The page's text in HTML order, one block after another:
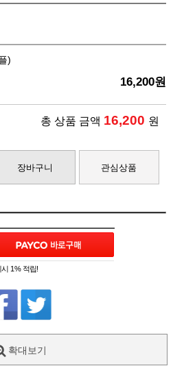
)
16,200원
총 상품 금액 16,200 원
장바구니 관심상품
1% 적립!
확대보기